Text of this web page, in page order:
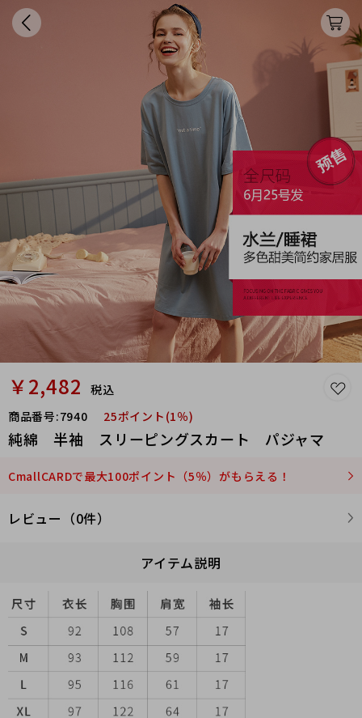
￥2,482
税込
商品番号:7940 25ポイント(1％)
純綿 半袖 スリーピングスカート パジャマ
CmallCARDで最大100ポイント（5％）がもらえる！
レビュー（0件）
アイテム説明